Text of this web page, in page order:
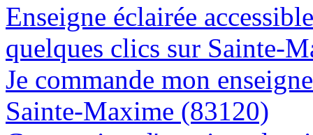
Enseigne éclairée
quelques clics sur Sainte-
Je commande mon
Sainte-Maxime (83120)